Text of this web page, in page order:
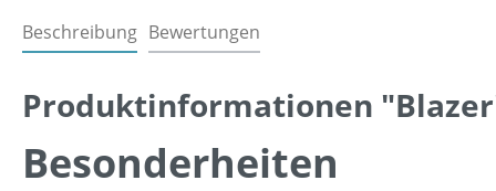
Beschreibung Bewertungen
Produktinformationen
Besonderheiten